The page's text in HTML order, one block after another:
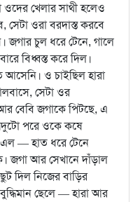
খেলার সাথী হলেও
ওরা বরদাস্ত করবে
জগার চুল ধরে টেনে, গালে
বিধ্বস্ত করে দিল।
আসেনি। ও চাইছিল হারা
সেটা ওর
বেবি জগাকে পিটছে, এ
পরে ওকে কষে
— হাত ধরে টেনে
জগা আর সেখানে দাঁড়াল
দিল নিজের বাড়ির
ছেলে — হারা আর